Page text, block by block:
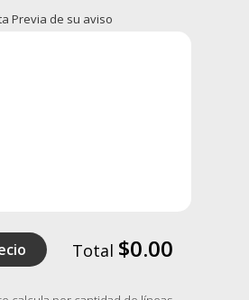
Previa de su aviso
Total $0.00